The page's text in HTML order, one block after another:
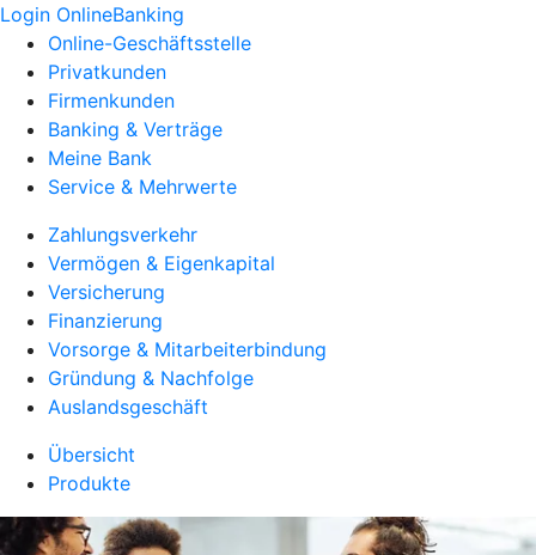
Login OnlineBanking
Online-Geschäftsstelle
Privatkunden
Firmenkunden
Banking & Verträge
Meine Bank
Service & Mehrwerte
Zahlungsverkehr
Vermögen & Eigenkapital
Versicherung
Finanzierung
Vorsorge & Mitarbeiterbindung
Gründung & Nachfolge
Auslandsgeschäft
Übersicht
Produkte